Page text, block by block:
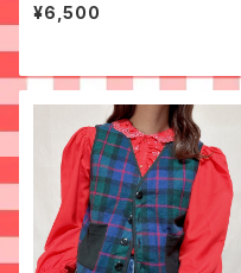
ベスト◉古着
¥6,500